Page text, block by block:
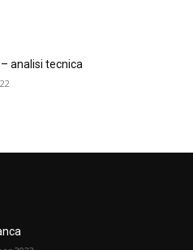
– analisi tecnica